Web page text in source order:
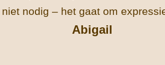
nodig – het gaat om
Abigail